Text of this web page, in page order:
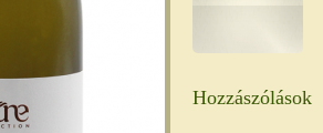
Hozzászólások